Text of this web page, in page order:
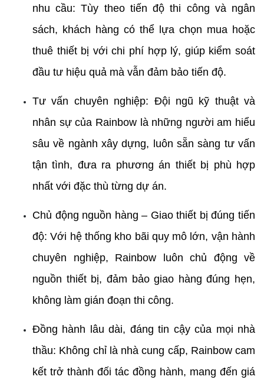
nhu cầu: Tùy theo tiến độ thi công và ngân
sách, khách hàng có thể lựa chọn mua hoặc
thuê thiết bị với chi phí hợp lý, giúp kiểm soát
đầu tư hiệu quả mà vẫn đảm bảo tiến độ.
Tư vấn chuyên nghiệp: Đội ngũ kỹ thuật và
nhân sự của Rainbow là những người am hiểu
sâu về ngành xây dựng, luôn sẵn sàng tư vấn
tận tình, đưa ra phương án thiết bị phù hợp
nhất với đặc thù từng dự án.
Chủ động nguồn hàng – Giao thiết bị đúng tiến
độ: Với hệ thống kho bãi quy mô lớn, vận hành
chuyên nghiệp, Rainbow luôn chủ động về
nguồn thiết bị, đảm bảo giao hàng đúng hẹn,
không làm gián đoạn thi công.
Đồng hành lâu dài, đáng tin cậy của mọi nhà
thầu: Không chỉ là nhà cung cấp, Rainbow cam
kết trở thành đối tác đồng hành, mang đến giá